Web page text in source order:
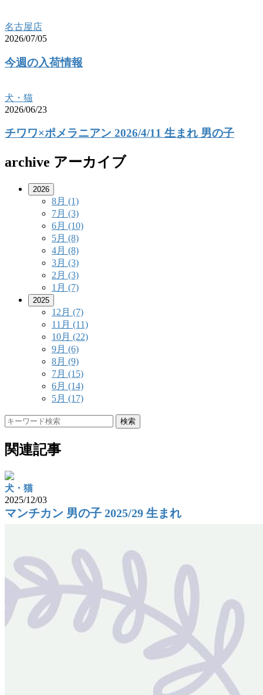
名古屋店
2026/07/05
今週の入荷情報
犬・猫
2026/06/23
チワワ×ポメラニアン 2026/4/11 生まれ 男の子
archive アーカイブ
2026
8月 (1)
7月 (3)
6月 (10)
5月 (8)
4月 (8)
3月 (3)
2月 (3)
1月 (7)
2025
12月 (7)
11月 (11)
10月 (22)
9月 (6)
8月 (9)
7月 (15)
6月 (14)
5月 (17)
検索
関連記事
犬・猫
2025/12/03
マンチカン 男の子 2025/29 生まれ